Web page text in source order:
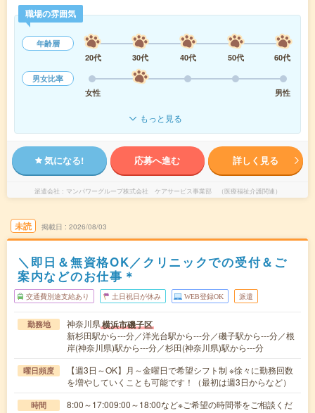
職場の雰囲気
年齢層
20代
30代 40代 50代
60代
男女比率
女性
男性
もっと見る
気になる! 応募へ進む 詳しく見る
派遣会社 マンパワーグループ株式会社 ケアサービス事業部 （医療福祉介護関連）
未読 掲載日 2026/08/03
＼即日＆無資格OK／クリニックでの受付＆ご
案内などのお仕事＊
交通費別途支給あり 土日祝日が休み WEB登録OK 派遣
勤務地 神奈川県横浜市磯子区
新杉田駅から---分／洋光台駅から---分／磯子駅から---分／根
岸(神奈川県)駅から---分／杉田(神奈川県)駅から---分
曜日頻度
【週3日～OK】月～金曜日で希望シフト制 ※徐々に勤務回数
を増やしていくことも可能です！（最初は週3日からなど）
時間
8:00～17:009:00～18:00など※ご希望の時間帯をご相談くだ